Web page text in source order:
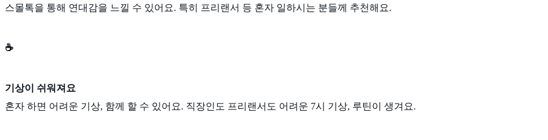
스몰톡을 통해 연대감을 느낄 수 있어요. 특히 프리랜서 등 혼자 일하시는 분들께 추천해요.
☕
기상이 쉬워져요
혼자 하면 어려운 기상, 함께 할 수 있어요. 직장인도 프리랜서도 어려운 7시 기상, 루틴이 생겨요.